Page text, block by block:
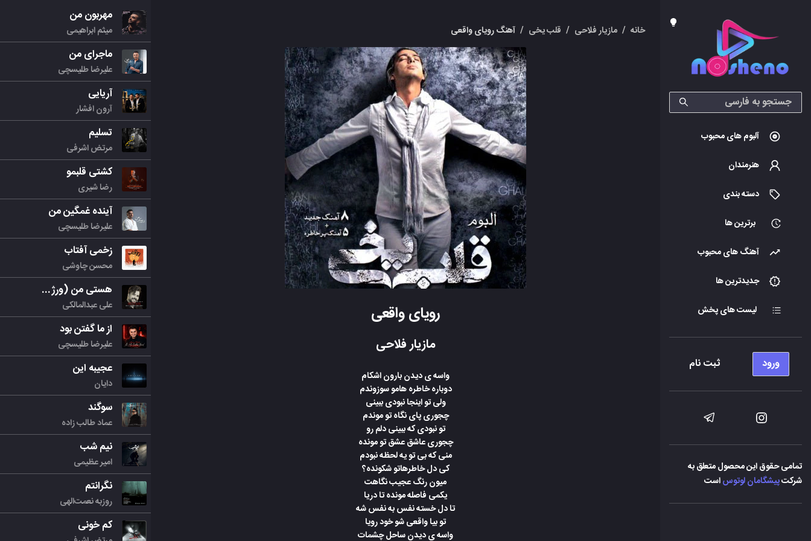
آلبوم های محبوب
هنرمندان
دسته بندی
برترین ها
آهنگ های محبوب
جدیدترین ها
لیست های پخش
ورود ثبت نام
تمامی حقوق این محصول متعلق به
شرکتپیشگامان لوتوساست
خانه / مازیار فلاحی / قلب یخی / آهنگ رویای واقعی
رویای واقعی
مازیار فلاحی
واسه ی دیدن بارون اشکام
دوباره خاطره هامو سوزوندم
ولی تو اینجا نبودی ببینی
چجوری پای نگاه تو موندم
تو نبودی که ببینی دلم رو
چجوری عاشق عشق تو مونده
منی که بی تو یه لحظه نبودم
کی دل خاطرهاتو شکونده؟
میون رنگ عجیب نگاهت
یکمی فاصله مونده تا دریا
تا دل خسته نفس به نفس شه
تو بیا واقعی شو خود رویا
واسه ی دیدن ساحل چشمات
مهربون من
میثم ابراهیمی
ماجرای من
علیرضا طلیسچی
آریایی
آرون افشار
تسلیم
مرتض اشرفی
کشتی قلبمو
رضا شیری
آینده غمگین من
علیرضا طلیسچی
زخمی آفتاب
محسن چاوشی
هستی من (ورژن جدید)
علی عبدالمالکی
از ما گفتن بود
علیرضا طلیسچی
عجیبه این
دایان
سوگند
عماد طالب زاده
نیم شب
امیر عظیمی
نگرانتم
روزبه نعمت‌الهی
کم خونی